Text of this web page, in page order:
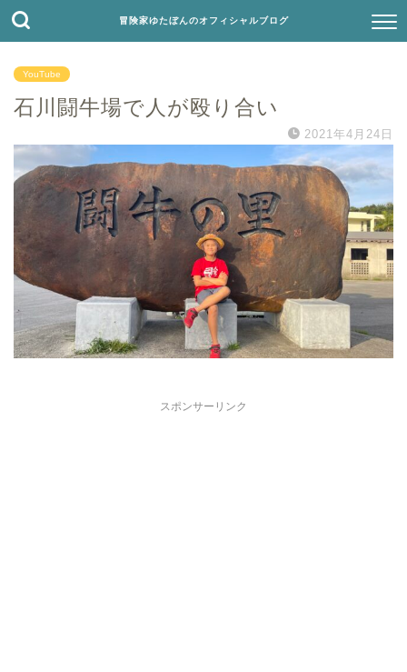
冒険家ゆたぼんのオフィシャルブログ
YouTube
石川闘牛場で人が殴り合い
2021年4月24日
スポンサーリンク